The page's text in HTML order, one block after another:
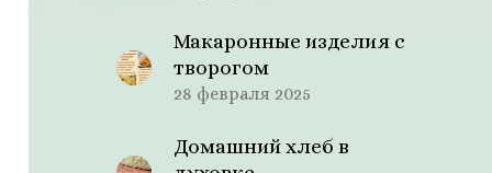
Макаронные изделия с
творогом
28 февраля 2025
Домашний хлеб в